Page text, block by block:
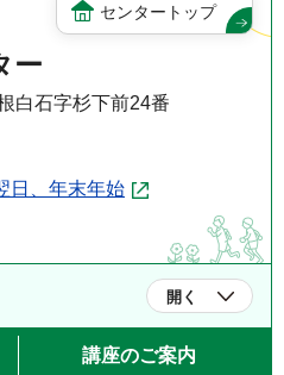
センタートップ
ー
白石字杉下前24番
日、年末年始
開く
講座のご案内